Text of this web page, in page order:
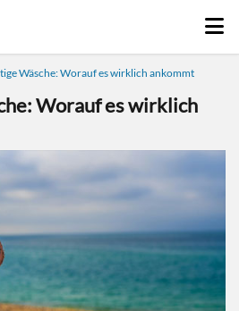
Wäsche: Worauf es wirklich ankommt
Worauf es wirklich